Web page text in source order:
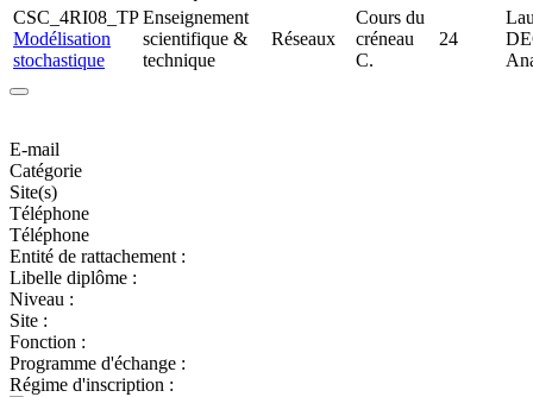
CSC_4RI08_TP
Modélisation
stochastique
Enseignement
scientifique &
technique
Réseaux
Cours du
créneau
C.
24
E-mail
Catégorie
Site(s)
Téléphone
Téléphone
Entité de rattachement :
Libelle diplôme :
Niveau :
Site :
Fonction :
Programme d'échange :
Régime d'inscription :